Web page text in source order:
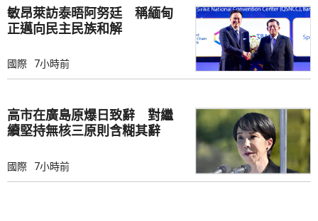
敏昂萊訪泰晤阿努廷 稱緬甸
正邁向民主民族和解
國際 7小時前
高市在廣島原爆日致辭 對繼
續堅持無核三原則含糊其辭
國際 7小時前